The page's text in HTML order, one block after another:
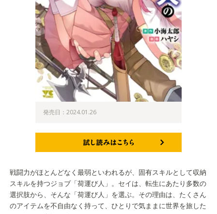
発売日：2024.01.26
戦闘力がほとんどなく最弱といわれるが、固有スキルとして収納
スキルを持つジョブ「荷運び人」。セイは、転生にあたり多数の
選択肢から、そんな「荷運び人」を選ぶ。その理由は、たくさん
のアイテムを不自由なく持って、ひとりで気ままに世界を旅した